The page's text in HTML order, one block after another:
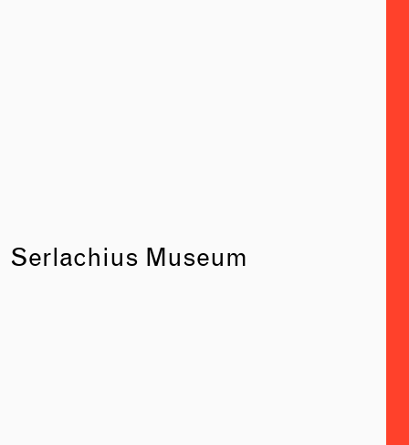
Serlachius Museum